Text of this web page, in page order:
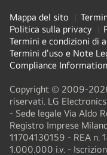
Mappa del sito
Politica sulla privacy
Termini e condizioni di
Termini d'uso e Note
Compliance Information
Copyright © 2009-
riservati. LG
- Sede legale Via Aldo
Registro Imprese
11704130159 - REA n.
1.000.000 i.v. -